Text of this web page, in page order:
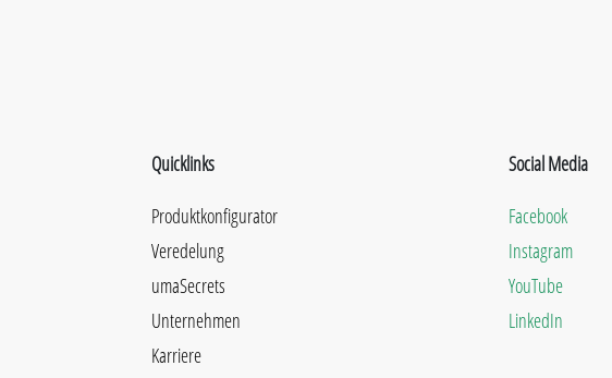
Quicklinks
Produktkonfigurator
Veredelung
umaSecrets
Unternehmen
Karriere
Social Media
Facebook
Instagram
YouTube
LinkedIn